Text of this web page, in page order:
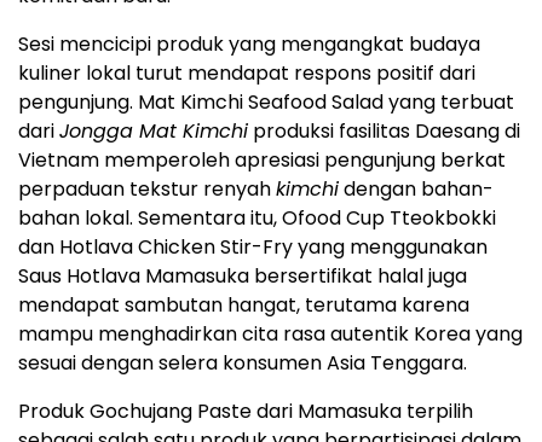
kemitraan baru.
Sesi mencicipi produk yang mengangkat budaya
kuliner lokal turut mendapat respons positif dari
pengunjung. Mat Kimchi Seafood Salad yang terbuat
dariJongga Mat Kimchiproduksi fasilitas Daesang di
Vietnam memperoleh apresiasi pengunjung berkat
perpaduan tekstur renyahkimchidengan bahan-
bahan lokal. Sementara itu, Ofood Cup Tteokbokki
dan Hotlava Chicken Stir-Fry yang menggunakan
Saus Hotlava Mamasuka bersertifikat halal juga
mendapat sambutan hangat, terutama karena
mampu menghadirkan cita rasa autentik Korea yang
sesuai dengan selera konsumen Asia Tenggara.